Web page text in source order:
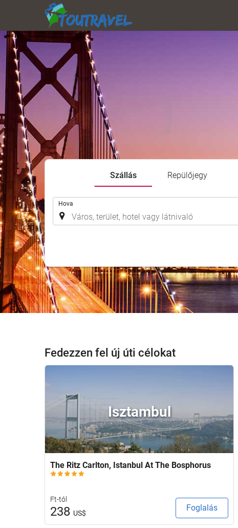
Szállás Repülőjegy
Hova
Fedezzen fel új úti célokat
Isztambul
The Ritz Carlton, Istanbul At The Bosphorus
Ft-tól
238 US$
Foglalás